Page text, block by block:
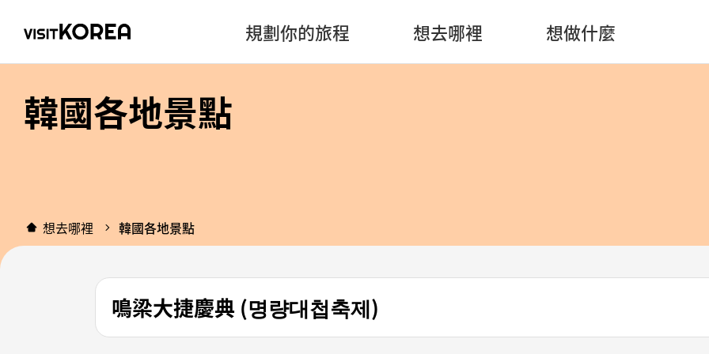
規劃你的旅程 想去哪裡 想做什麼
韓國各地景點
想去哪裡 韓國各地景點
鳴梁大捷慶典 (명량대첩축제)